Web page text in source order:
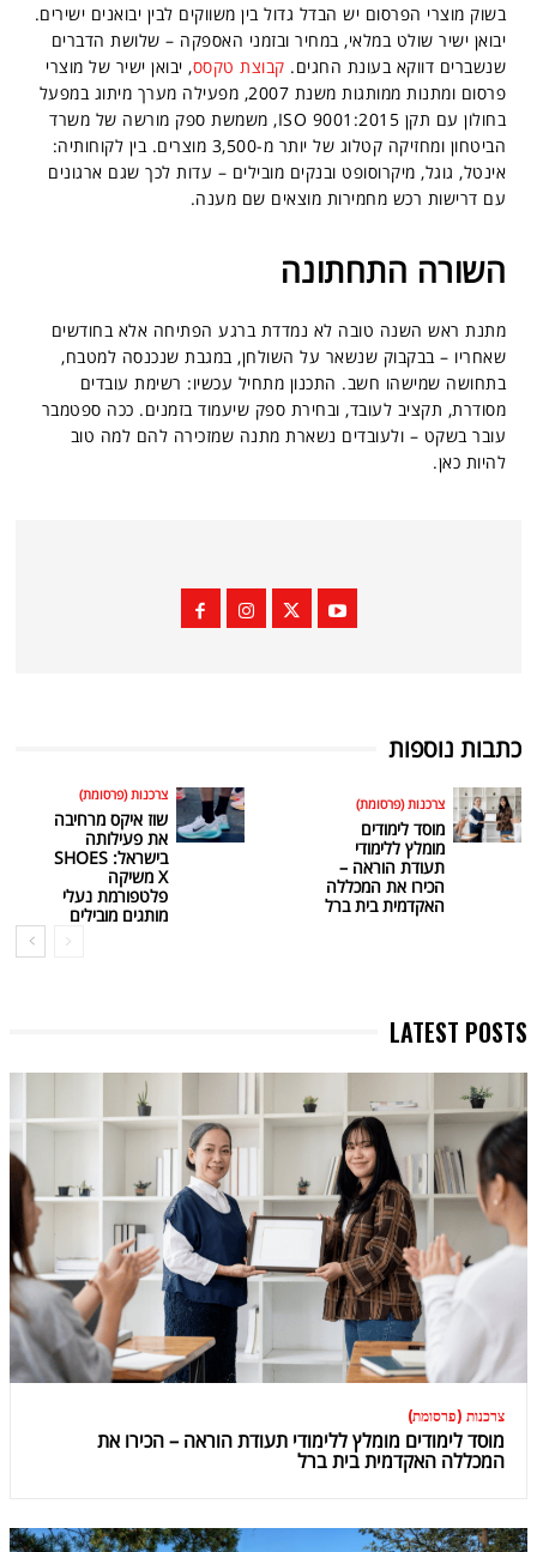
בשוק מוצרי הפרסום יש הבדל גדול בין משווקים לבין יבואנים ישירים.
יבואן ישיר שולט במלאי, במחיר ובזמני האספקה – שלושת הדברים
שנשברים דווקא בעונת החגים. קבוצת טקסס, יבואן ישיר של מוצרי
פרסום ומתנות ממותגות משנת 2007, מפעילה מערך מיתוג במפעל
בחולון עם תקן ISO 9001:2015, משמשת ספק מורשה של משרד
הביטחון ומחזיקה קטלוג של יותר מ-3,500 מוצרים. בין לקוחותיה:
אינטל, גוגל, מיקרוסופט ובנקים מובילים – עדות לכך שגם ארגונים
עם דרישות רכש מחמירות מוצאים שם מענה.
השורה התחתונה
מתנת ראש השנה טובה לא נמדדת ברגע הפתיחה אלא בחודשים
שאחריו – בבקבוק שנשאר על השולחן, במגבת שנכנסה למטבח,
בתחושה שמישהו חשב. התכנון מתחיל עכשיו: רשימת עובדים
מסודרת, תקציב לעובד, ובחירת ספק שיעמוד בזמנים. ככה ספטמבר
עובר בשקט – ולעובדים נשארת מתנה שמזכירה להם למה טוב
להיות כאן.
כתבות נוספות
צרכנות (פרסומת)
מוסד לימודים
מומלץ ללימודי
תעודת הוראה –
הכירו את המכללה
האקדמית בית ברל
צרכנות (פרסומת)
שוז איקס מרחיבה
את פעילותה
בישראל: SHOES
X משיקה
פלטפורמת נעלי
מותגים מובילים
LATEST POSTS
צרכנות (פרסומת)
מוסד לימודים מומלץ ללימודי תעודת הוראה – הכירו את
המכללה האקדמית בית ברל